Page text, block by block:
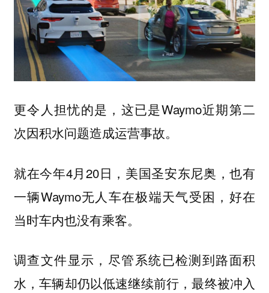
更令人担忧的是，这已是Waymo近期第二
次因积水问题造成运营事故。
就在今年4月20日，美国圣安东尼奥，也有
一辆Waymo无人车在极端天气受困，好在
当时车内也没有乘客。
调查文件显示，尽管系统已检测到路面积
水，车辆却仍以低速继续前行，最终被冲入